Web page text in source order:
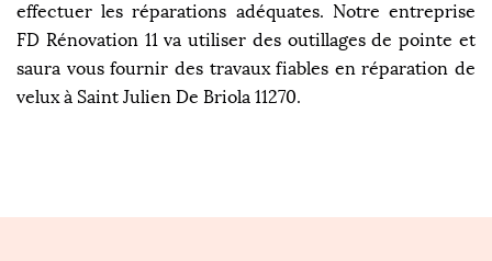
effectuer les réparations adéquates. Notre entreprise
FD Rénovation 11 va utiliser des outillages de pointe et
saura vous fournir des travaux fiables en réparation de
velux à Saint Julien De Briola 11270.